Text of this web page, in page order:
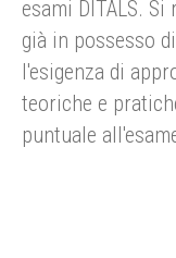
esami DITALS.
già in possesso
l'esigenza di
teoriche e
puntuale